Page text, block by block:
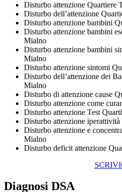
Disturbo attenzione Quartiere
Disturbo dell’attenzione
Disturbo attenzione bambini
Disturbo attenzione bambini
Mialno
Disturbo attenzione bambini
Mialno
Disturbo attenzione sintomi
Disturbo dell’attenzione dei
Mialno
Disturbo di attenzione cause
Disturbo attenzione come
Disturbo attenzione Test
Disturbo attenzione
Disturbo attenzione e
Mialno
Disturbo deficit attenzione
Diagnosi DSA